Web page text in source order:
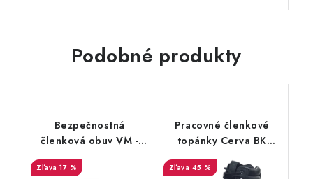
Podobné produkty
Bezpečnostná
členková obuv VM -
Dublin 2440-S3 -
Výpredaj
17 %
Pracovné členkové
topánky Cerva BK
Farmer O1 SRC - čierne
- výpredaj
45 %